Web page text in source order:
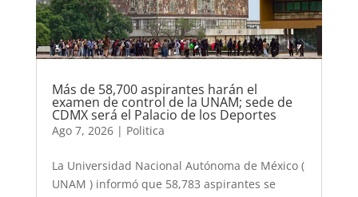
Más de 58,700 aspirantes harán el
examen de control de la UNAM; sede de
CDMX será el Palacio de los Deportes
Ago 7, 2026| Politica
La Universidad Nacional Autónoma de México (
UNAM ) informó que 58,783 aspirantes se